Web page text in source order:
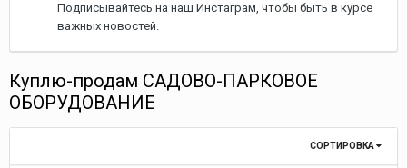
Подписывайтесь на наш Инстаграм, чтобы быть в курсе
важных новостей.
Куплю-продам САДОВО-ПАРКОВОЕ
ОБОРУДОВАНИЕ
СОРТИРОВКА